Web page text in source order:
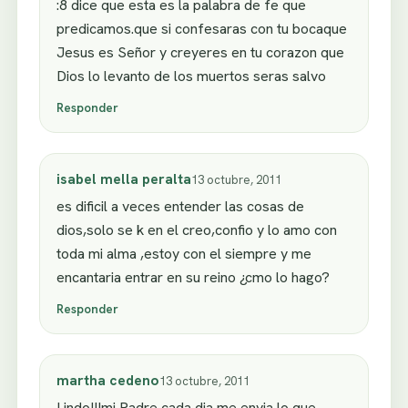
:8 dice que esta es la palabra de fe que
predicamos.que si confesaras con tu bocaque
Jesus es Señor y creyeres en tu corazon que
Dios lo levanto de los muertos seras salvo
Responder
isabel mella peralta13 octubre, 2011
es dificil a veces entender las cosas de
dios,solo se k en el creo,confio y lo amo con
toda mi alma ,estoy con el siempre y me
encantaria entrar en su reino ¿cmo lo hago?
Responder
martha cedeno13 octubre, 2011